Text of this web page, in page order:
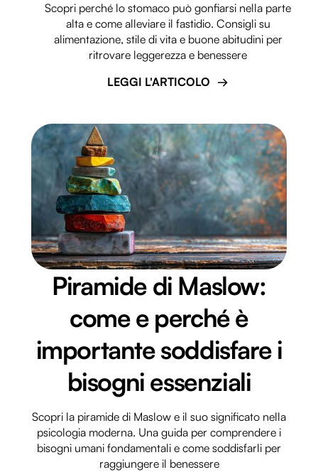
Scopri perché lo stomaco può gonfiarsi nella parte
alta e come alleviare il fastidio. Consigli su
alimentazione, stile di vita e buone abitudini per
ritrovare leggerezza e benessere
LEGGI L'ARTICOLO
Piramide di Maslow:
come e perché è
importante soddisfare i
bisogni essenziali
Scopri la piramide di Maslow e il suo significato nella
psicologia moderna. Una guida per comprendere i
bisogni umani fondamentali e come soddisfarli per
raggiungere il benessere